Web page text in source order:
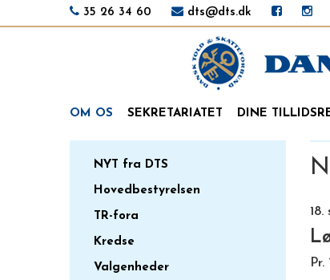
35 26 34 60 dts@dts.dk
OM OS SEKRETARIATET DINE
NYT fra DTS
Hovedbestyrelsen
TR-fora
Kredse
Valgenheder